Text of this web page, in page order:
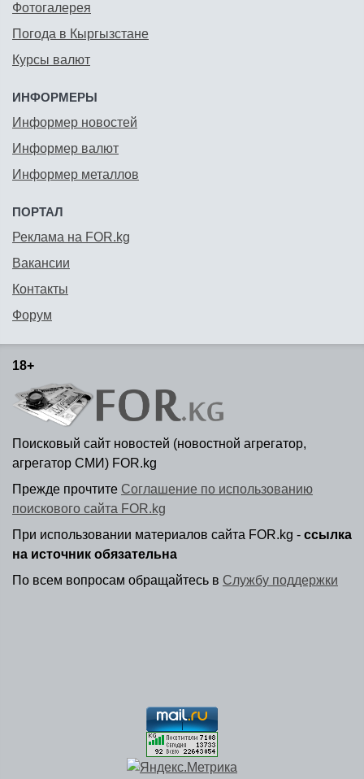
Фотогалерея
Погода в Кыргызстане
Курсы валют
ИНФОРМЕРЫ
Информер новостей
Информер валют
Информер металлов
ПОРТАЛ
Реклама на FOR.kg
Вакансии
Контакты
Форум
18+
Поисковый сайт новостей (новостной агрегатор,
агрегатор СМИ) FOR.kg
Прежде прочтите Соглашение по использованию
поискового сайта FOR.kg
При использовании материалов сайта FOR.kg - ссылка
на источник обязательна
По всем вопросам обращайтесь в Службу поддержки